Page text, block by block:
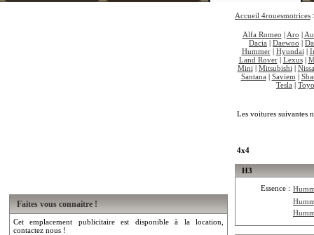
Faites vous connaitre !
Cet emplacement publicitaire est disponible à la location,
contactez nous !
Accueil 4rouesmotrices
Alfa Romeo | Aro |
Dacia | Daewoo |
Hummer| Hyundai |
Land Rover| Lexus|
Mini | Mitsubishi |
Santana | Saviem |
Tesla |
Les voitures suivantes
4x4
H3
Essence :